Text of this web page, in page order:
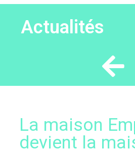
Actualités
La maison
devient la